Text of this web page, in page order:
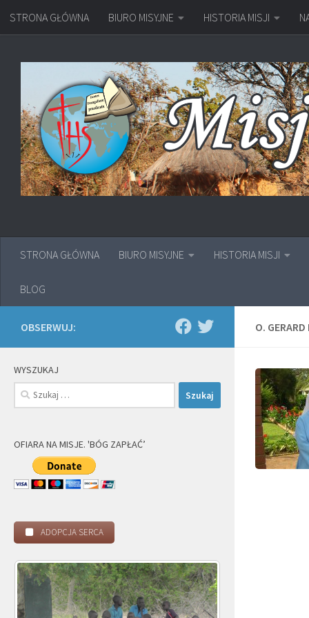
Przejdź do treści
STRONA GŁÓWNA BIURO MISYJNE HISTORIA MISJI
STRONA GŁÓWNA BIURO MISYJNE HISTORIA MISJI
BLOG
O.
OBSERWUJ:
WYSZUKAJ
Szukaj:
OFIARA NA MISJE. 'BÓG ZAPŁAĆ’
ADOPCJA SERCA